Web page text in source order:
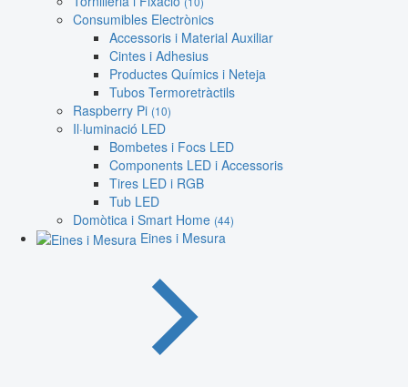
Consumibles Electrònics
Accessoris i Material Auxiliar
Cintes i Adhesius
Productes Químics i Neteja
Tubos Termoretràctils
Raspberry Pi (10)
Il·luminació LED
Bombetes i Focs LED
Components LED i Accessoris
Tires LED i RGB
Tub LED
Domòtica i Smart Home (44)
Eines i Mesura